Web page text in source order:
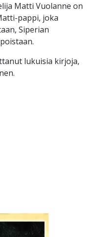
Matti Vuolanne on
pappi, joka
Siperian
lukuisia kirjoja,